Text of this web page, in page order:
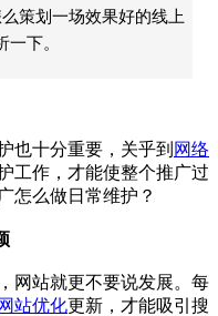
策划一场效果好的线上
下。
十分重要，关乎到 网络
工作，才能使整个推广过
怎么做日常维护？
站就更不要说发展。每
网站优化更新，才能吸引搜